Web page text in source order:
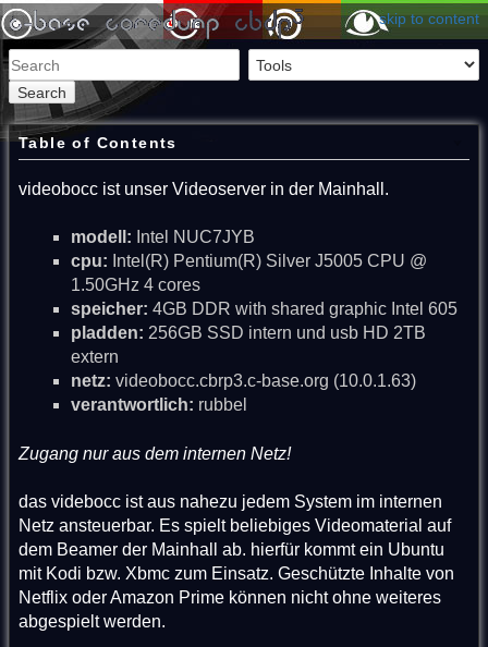
skip to content
Search
Table of Contents
videobocc ist unser Videoserver in der Mainhall.
modell: Intel NUC7JYB
cpu: Intel(R) Pentium(R) Silver J5005 CPU @
1.50GHz 4 cores
speicher: 4GB DDR with shared graphic Intel 605
pladden: 256GB SSD intern und usb HD 2TB
extern
netz: videobocc.cbrp3.c-base.org (10.0.1.63)
verantwortlich: rubbel
Zugang nur aus dem internen Netz!
das videbocc ist aus nahezu jedem System im internen
Netz ansteuerbar. Es spielt beliebiges Videomaterial auf
dem Beamer der Mainhall ab. hierfür kommt ein Ubuntu
mit Kodi bzw. Xbmc zum Einsatz. Geschützte Inhalte von
Netflix oder Amazon Prime können nicht ohne weiteres
abgespielt werden.